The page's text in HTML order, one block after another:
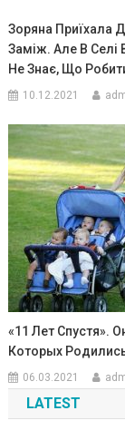
Зоряна Приїхала
Заміж. Але В Селі
Не Знає, Що
10.12.2021
«11 Лет Спустя».
Которых
06.03.2021
LATEST